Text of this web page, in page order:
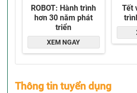
Thông tin tuyển dụng